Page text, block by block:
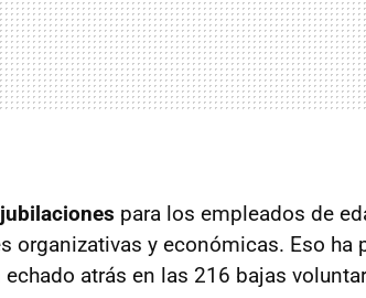
para los empleados de
organizativas y económicas. Eso ha
atrás en las 216 bajas